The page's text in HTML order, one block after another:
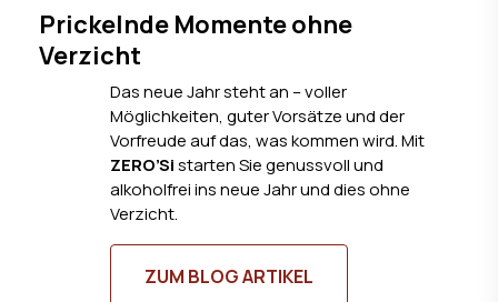
Prickelnde Momente ohne
Verzicht
Das neue Jahr steht an – voller
Möglichkeiten, guter Vorsätze und der
Vorfreude auf das, was kommen wird. Mit
ZERO’Sistarten Sie genussvoll und
alkoholfrei ins neue Jahr und dies ohne
Verzicht.
ZUM BLOG ARTIKEL